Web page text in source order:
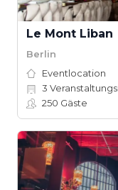
Le Mont Liban
Berlin
Eventlocation
3
250 Gäste